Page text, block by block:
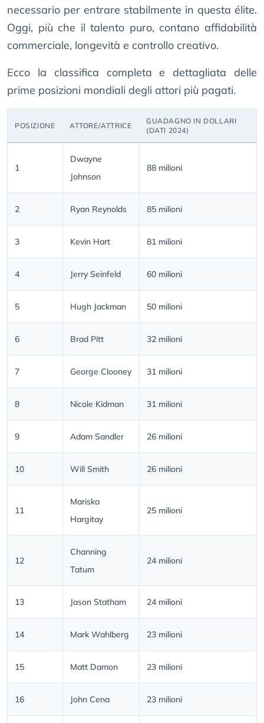
necessario per entrare stabilmente in questa élite.
Oggi, più che il talento puro, contano affidabilità
commerciale, longevità e controllo creativo.
Ecco la classifica completa e dettagliata delle
prime posizioni mondiali degli attori più pagati.
POSIZIONE ATTORE/ATTRICE
GUADAGNO IN DOLLARI
(DATI 2024)
1
Dwayne
Johnson
88 milioni
2 Ryan Reynolds 85 milioni
3 Kevin Hart 81 milioni
4 Jerry Seinfeld 60 milioni
5 Hugh Jackman 50 milioni
6 Brad Pitt 32 milioni
7 George Clooney 31 milioni
8 Nicole Kidman 31 milioni
9 Adam Sandler 26 milioni
10 Will Smith 26 milioni
11
Mariska
Hargitay
25 milioni
12
Channing
Tatum
24 milioni
13 Jason Statham 24 milioni
14 Mark Wahlberg 23 milioni
15 Matt Damon 23 milioni
16 John Cena 23 milioni